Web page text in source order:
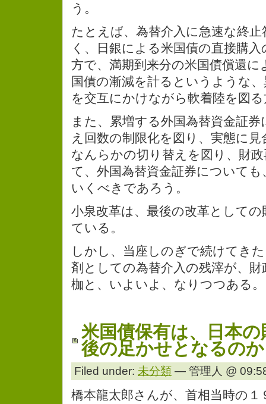
う。
たとえば、為替介入に急速な終
く、日銀による米国債の直接購
方で、満期到来分の米国債償還に
国債の漸減を計るというような
を交互にかけながら軟着陸を図
また、累増する外国為替資金証
え回数の制限化を図り、実態に
なんらかの切り替えを図り、財
て、外国為替資金証券について
いくべきであろう。
小泉改革は、最後の改革として
ている。
しかし、当座しのぎで続けてき
剤としての為替介入の残滓が、
枷と、いよいよ、なりつつある。
米国債保有は、日本
後の足かせとなるの
Filed under: 未分類 — 管理人 @
橋本龍太郎さんが、首相当時の１